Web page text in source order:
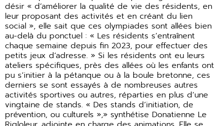
désir « d’améliorer la qualité de vie des résidents, en
leur proposant des activités et en créant du lien
social », elle sait que ces olympiades sont allées bien
au-delà du ponctuel : « Les résidents s’entraînent
chaque semaine depuis fin 2023, pour effectuer des
petits jeux d’adresse. » Si les résidents ont eu leurs
ateliers spécifiques, près des allées où les enfants ont
pu s’initier à la pétanque ou à la boule bretonne, ces
derniers se sont essayés à de nombreuses autres
activités sportives ou autres, réparties en plus d’une
vingtaine de stands. « Des stands d’initiation, de
prévention, ou culturels »,» synthétise Donatienne Le